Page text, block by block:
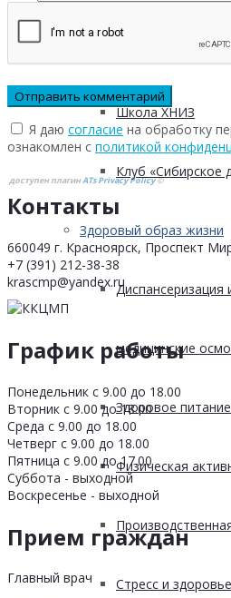
Безопасность
Школа ХНИЗ
Клуб «Сибирское
Здоровый образ жизни
Диспансеризация
медицинские
Здоровое питание
Физическая
Стресс и здоровье
Я даю согласие на обработку
ознакомлен с политикой
доступен плагинATs Privacy Policy©
Контакты
660049 г. Красноярск, Проспект
+7 (391) 212-38-38
krascmp@yandex.ru
График работы
Понедельник с 9.00 до 18.00
Вторник с 9.00 до 18.00
Среда с 9.00 до 18.00
Четверг с 9.00 до 18.00
Пятница с 9.00 до 17.00
Суббота - выходной
Воскресенье - выходной
Прием граждан
Главный врач